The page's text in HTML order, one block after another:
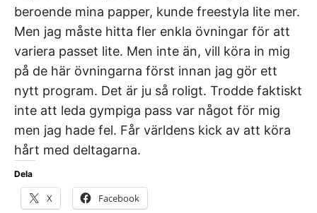
beroende mina papper, kunde freestyla lite mer.
Men jag måste hitta fler enkla övningar för att
variera passet lite. Men inte än, vill köra in mig
på de här övningarna först innan jag gör ett
nytt program. Det är ju så roligt. Trodde faktiskt
inte att leda gympiga pass var något för mig
men jag hade fel. Får världens kick av att köra
hårt med deltagarna.
Dela
X Facebook